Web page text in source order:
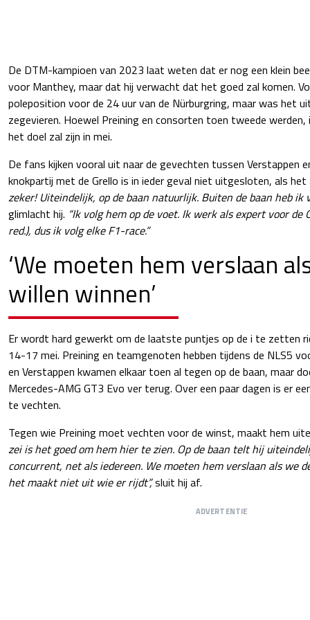
De DTM-kampioen van 2023 laat weten dat er nog een klein
voor Manthey, maar dat hij verwacht dat het goed zal komen.
poleposition voor de 24 uur van de Nürburgring, maar was het
zegevieren. Hoewel Preining en consorten toen tweede
het doel zal zijn in mei.
De fans kijken vooral uit naar de gevechten tussen Verstappen
knokpartij met de Grello is in ieder geval niet uitgesloten, als
zeker! Uiteindelijk, op de baan natuurlijk. Buiten de baan heb ik
glimlacht hij. “Ik volg hem op de voet. Ik werk als expert voor de
red.), dus ik volg elke F1-race.”
‘We moeten hem verslaan
willen winnen’
Er wordt hard gewerkt om de laatste puntjes op de i te zetten
14-17 mei. Preining en teamgenoten hebben tijdens de NLS5
en Verstappen kwamen elkaar toen al tegen op de baan, maar
Mercedes-AMG GT3 Evo ver terug. Over een paar dagen is er
te vechten.
Tegen wie Preining moet vechten voor de winst, maakt hem
zei is het goed om hem hier te zien. Op de baan telt hij
concurrent, net als iedereen. We moeten hem verslaan als we
het maakt niet uit wie er rijdt”,sluit hij af.
ADVERTENTIE